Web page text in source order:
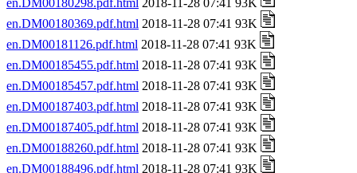
en.DM00180298.pdf.html 2018-11-28 07:41 93K
en.DM00180369.pdf.html 2018-11-28 07:41 93K
en.DM00181126.pdf.html 2018-11-28 07:41 93K
en.DM00185455.pdf.html 2018-11-28 07:41 93K
en.DM00185457.pdf.html 2018-11-28 07:41 93K
en.DM00187403.pdf.html 2018-11-28 07:41 93K
en.DM00187405.pdf.html 2018-11-28 07:41 93K
en.DM00188260.pdf.html 2018-11-28 07:41 93K
en.DM00188496.pdf.html 2018-11-28 07:41 93K